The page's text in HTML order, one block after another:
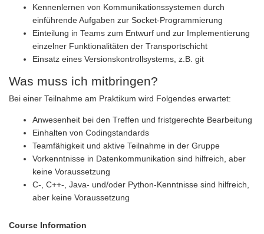
Kennenlernen von Kommunikationssystemen durch
einführende Aufgaben zur Socket-Programmierung
Einteilung in Teams zum Entwurf und zur Implementierung
einzelner Funktionalitäten der Transportschicht
Einsatz eines Versionskontrollsystems, z.B. git
Was muss ich mitbringen?
Bei einer Teilnahme am Praktikum wird Folgendes erwartet:
Anwesenheit bei den Treffen und fristgerechte Bearbeitung
Einhalten von Codingstandards
Teamfähigkeit und aktive Teilnahme in der Gruppe
Vorkenntnisse in Datenkommunikation sind hilfreich, aber
keine Voraussetzung
C-, C++-, Java- und/oder Python-Kenntnisse sind hilfreich,
aber keine Voraussetzung
Course Information